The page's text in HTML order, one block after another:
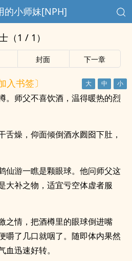
的小师妹[NPH]
（1 / 1）
封面 下一章
入书签〕
。师父不喜饮酒，温得暖热的烈
舌燥，仰面倾倒酒水囫囵下肚，
仙游一瞧是颗眼球。他问师父这
大补之物，适宜亏空体虚者服
之情，把酒樽里的眼球倒进嘴
嚼了几口就咽了。随即体内果然
迅速好转。